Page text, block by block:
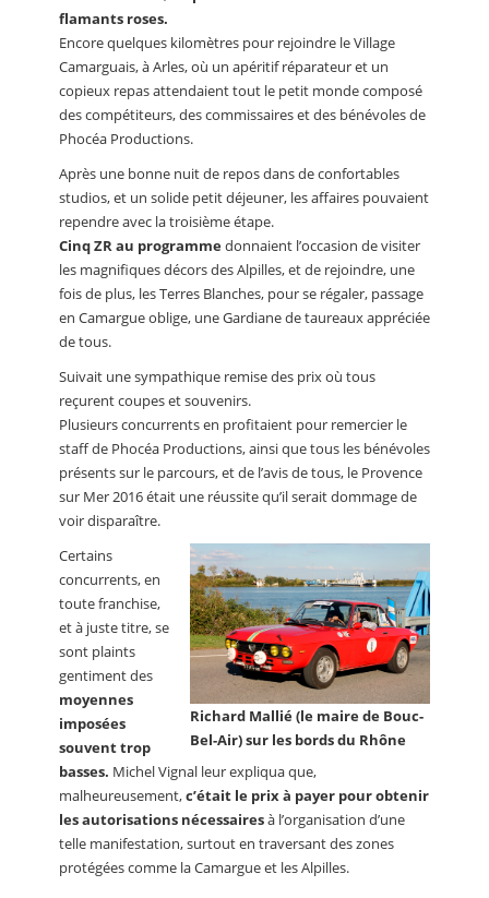
flamants roses.
Encore quelques kilomètres pour rejoindre le Village
Camarguais, à Arles, où un apéritif réparateur et un
copieux repas attendaient tout le petit monde composé
des compétiteurs, des commissaires et des bénévoles de
Phocéa Productions.
Après une bonne nuit de repos dans de confortables
studios, et un solide petit déjeuner, les affaires pouvaient
rependre avec la troisième étape.
Cinq ZR au programmedonnaient l’occasion de visiter
les magnifiques décors des Alpilles, et de rejoindre, une
fois de plus, les Terres Blanches, pour se régaler, passage
en Camargue oblige, une Gardiane de taureaux appréciée
de tous.
Suivait une sympathique remise des prix où tous
reçurent coupes et souvenirs.
Plusieurs concurrents en profitaient pour remercier le
staff de Phocéa Productions, ainsi que tous les bénévoles
présents sur le parcours, et de l’avis de tous, le Provence
sur Mer 2016 était une réussite qu’il serait dommage de
voir disparaître.
Richard Mallié (le maire de Bouc-
Bel-Air) sur les bords du Rhône
Certains
concurrents, en
toute franchise,
et à juste titre, se
sont plaints
gentiment des
moyennes
imposées
souvent trop
basses. Michel Vignal leur expliqua que,
malheureusement,c’était le prix à payer pour obtenir
les autorisations nécessairesà l’organisation d’une
telle manifestation, surtout en traversant des zones
protégées comme la Camargue et les Alpilles.